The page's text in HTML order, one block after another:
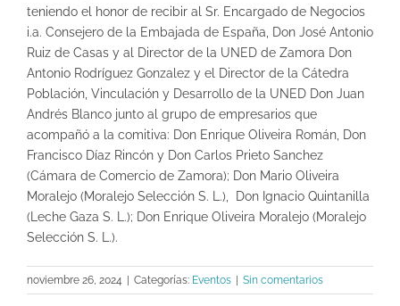
teniendo el honor de recibir al Sr. Encargado de Negocios
i.a. Consejero de la Embajada de España, Don José Antonio
Ruiz de Casas y al Director de la UNED de Zamora Don
Antonio Rodríguez Gonzalez y el Director de la Cátedra
Población, Vinculación y Desarrollo de la UNED Don Juan
Andrés Blanco junto al grupo de empresarios que
acompañó a la comitiva: Don Enrique Oliveira Román, Don
Francisco Díaz Rincón y Don Carlos Prieto Sanchez
(Cámara de Comercio de Zamora); Don Mario Oliveira
Moralejo (Moralejo Selección S. L.), Don Ignacio Quintanilla
(Leche Gaza S. L.); Don Enrique Oliveira Moralejo (Moralejo
Selección S. L.).
noviembre 26, 2024 Categorías: Eventos Sin comentarios